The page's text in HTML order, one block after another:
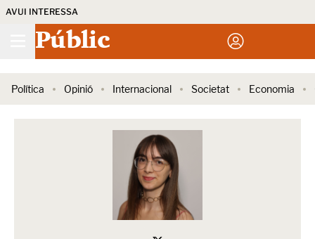
AVUI INTERESSA
Públic
Política Opinió Internacional Societat Economia